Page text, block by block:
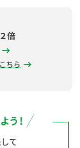
倍
ちら
て